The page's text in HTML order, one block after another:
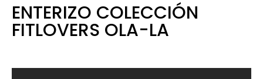
ENTERIZO COLECCIÓN
FITLOVERS OLA-LA